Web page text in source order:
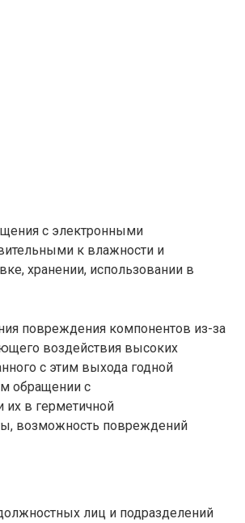
с электронными
к влажности и
хранении, использовании в
повреждения компонентов из-за
воздействия высоких
с этим выхода годной
обращении с
их в герметичной
возможность повреждений
лиц и подразделений